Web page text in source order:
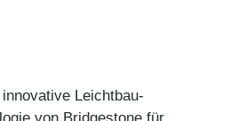
Leichtbau-